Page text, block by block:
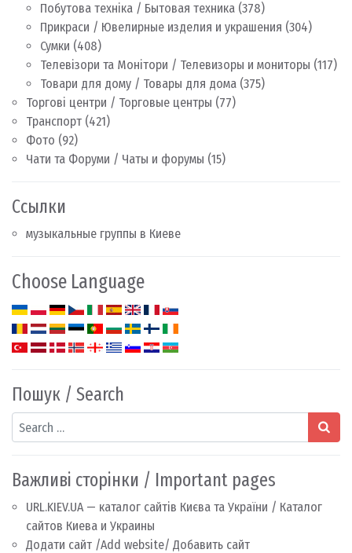
Побутова техніка / Бытовая техника (378)
Прикраси / Ювелирные изделия и украшения (304)
Сумки (408)
Телевізори та Монітори / Телевизоры и мониторы (117)
Товари для дому / Товары для дома (375)
Торгові центри / Торговые центры (77)
Транспорт (421)
Фото (92)
Чати та Форуми / Чаты и форумы (15)
Ссылки
музыкальные группы в Киеве
Choose Language
Пошук / Search
Search
Важливі сторінки / Important pages
URL.KIEV.UA — каталог сайтів Києва та України / Каталог
сайтов Киева и Украины
Додати сайт /Add website/ Добавить сайт